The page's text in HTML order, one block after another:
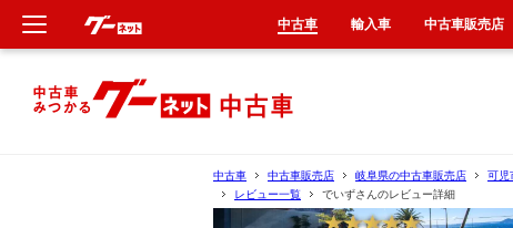
中古車 中古車販売店 岐阜県の中古車販売店 可児
レビュー一覧
でいずさんのレビュー詳細
中古車 輸入車 中古車販売店
新車